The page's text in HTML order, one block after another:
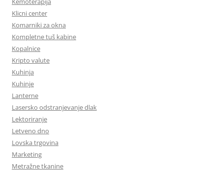
Klicni center
Komarniki za okna
Kompletne tuš kabine
Kopalnice
Kripto valute
Kuhinja
Kuhinje
Lanterne
Lasersko odstranjevanje dlak
Lektoriranje
Letveno dno
Lovska trgovina
Marketing
Metražne tkanine